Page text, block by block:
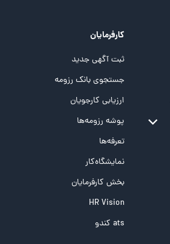
کارفرمایان
ثبت آگهی جدید
جستجوی بانک رزومه
ارزیابی کارجویان
پوشه‌‌ رزومه‌ها
تعرفه‌ها
نمایشگاه‌کار
بخش کارفرمایان
HR Vision
ats کندو